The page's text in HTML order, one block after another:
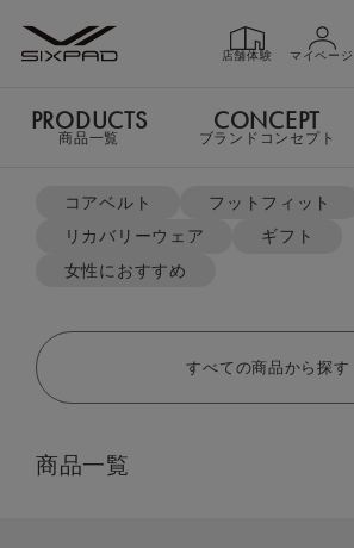
店舗体験 マイページ
PRODUCTS商品一覧
GIFT ギフト
LIVE SHOPPING
よく検索されているキーワード
コアベルト
フットフィット
リカバリーウェア
ギフト
女性におすすめ
すべての商品から探す
商品一覧
PRODUCTS
商品一覧
CONCEPT
ブランドコンセプト